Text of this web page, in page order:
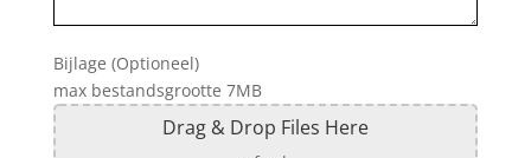
Bijlage (Optioneel)
max bestandsgrootte 7MB
Drag & Drop Files Here